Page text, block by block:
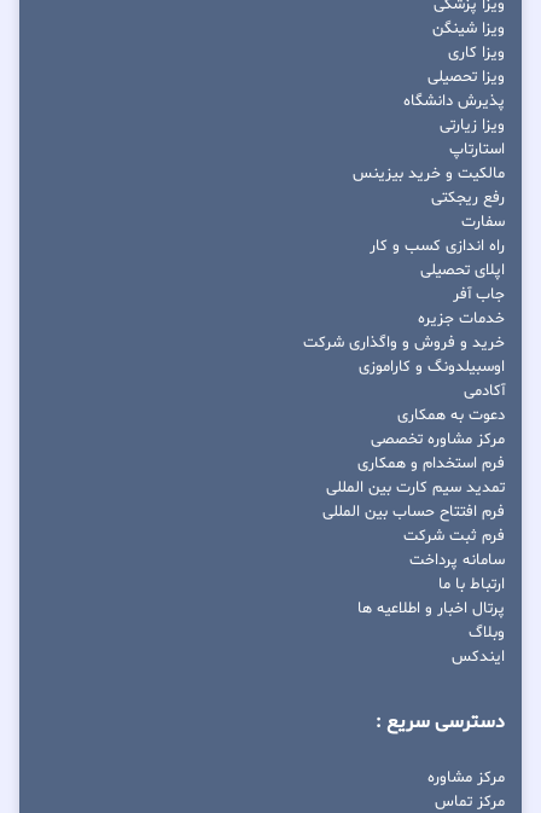
ویزا پزشکی
ویزا شینگن
ویزا کاری
ویزا تحصیلی
پذیرش دانشگاه
ویزا زیارتی
استارتاپ
مالکیت و خرید بیزینس
رفع ریجکتی
سفارت
راه اندازی کسب و کار
اپلای تحصیلی
جاب آفر
خدمات جزیره
خرید و فروش و واگذاری شرکت
اوسبیلدونگ و کاراموزی
آکادمی
دعوت به همکاری
مرکز مشاوره تخصصی
فرم استخدام و همکاری
تمدید سیم کارت بین المللی
فرم افتتاح حساب بین المللی
فرم ثبت شرکت
سامانه پرداخت
ارتباط با ما
پرتال اخبار و اطلاعیه ها
وبلاگ
ایندکس
دسترسی سریع :
مرکز مشاوره
مرکز تماس